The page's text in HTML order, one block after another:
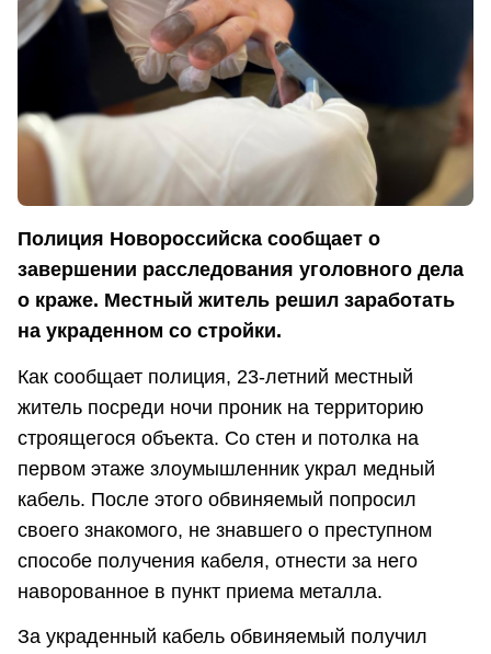
Полиция Новороссийска сообщает о
завершении расследования уголовного дела
о краже. Местный житель решил заработать
на украденном со стройки.
Как сообщает полиция, 23-летний местный
житель посреди ночи проник на территорию
строящегося объекта. Со стен и потолка на
первом этаже злоумышленник украл медный
кабель. После этого обвиняемый попросил
своего знакомого, не знавшего о преступном
способе получения кабеля, отнести за него
наворованное в пункт приема металла.
За украденный кабель обвиняемый получил